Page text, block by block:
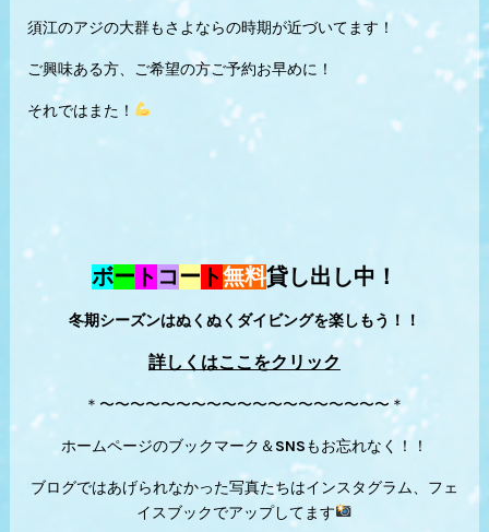
須江のアジの大群もさよならの時期が近づいてます！
ご興味ある方、ご希望の方ご予約お早めに！
それではまた！
ボー ト コー ト無料貸し出し中！
冬期シーズンはぬくぬくダイビングを楽しもう！！
詳しくはここをクリック
＊〜〜〜〜〜〜〜〜〜〜〜〜〜〜〜〜〜〜〜＊
ホームページのブックマーク＆SNSもお忘れなく！！
ブログではあげられなかった写真たちはインスタグラム、フェ
イスブックでアップしてます